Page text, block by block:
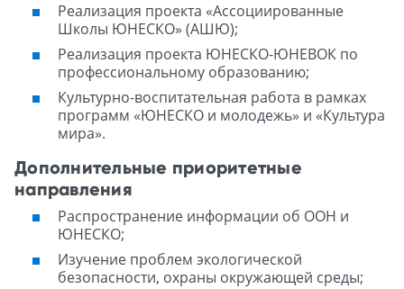
Реализация проекта «Ассоциированные
Школы ЮНЕСКО» (АШЮ);
Реализация проекта ЮНЕСКО-ЮНЕВОК по
профессиональному образованию;
Культурно-воспитательная работа в рамках
программ «ЮНЕСКО и молодежь» и «Культура
мира».
Дополнительные приоритетные
направления
Распространение информации об ООН и
ЮНЕСКО;
Изучение проблем экологической
безопасности, охраны окружающей среды;